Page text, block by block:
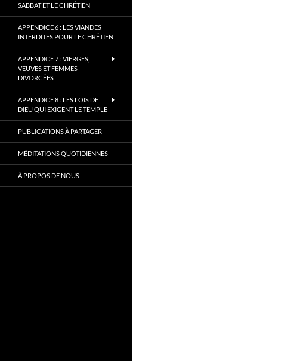
SABBAT ET LE CHRÉTIEN
APPENDICE 6 : LES VIANDES
INTERDITES POUR LE CHRÉTIEN
APPENDICE 7 : VIERGES,
VEUVES ET FEMMES
DIVORCÉES
APPENDICE 8 : LES LOIS DE
DIEU QUI EXIGENT LE TEMPLE
PUBLICATIONS À PARTAGER
MÉDITATIONS QUOTIDIENNES
À PROPOS DE NOUS